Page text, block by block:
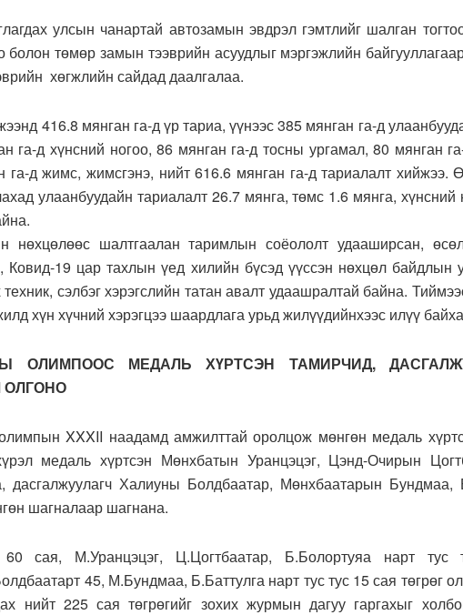
улсын чанартай автозамын эвдрэл гэмтлийг шалган
болон төмөр замын тээврийн асуудлыг мэргэжлийн
хөгжлийн сайдад даалгалаа.
416.8 мянган га-д үр тариа, үүнээс 385 мянган га-д
га-д хүнсний ногоо, 86 мянган га-д тосны ургамал, 80 мянган
га-д жимс, жимсгэнэ, нийт 616.6 мянган га-д тариалалт хийжээ.
улаанбуудайн тариалалт 26.7 мянга, төмс 1.6 мянга, хүнсний
нөхцөлөөс шалтгаалан таримлын соёололт удааширсан,
Ковид-19 цар тахлын үед хилийн бүсэд үүссэн нөхцөл байдлын
сэлбэг хэрэгслийн татан авалт удаашралтай байна.
хүн хүчний хэрэгцээ шаардлага урьд жилүүдийнхээс илүү
ОЛИМПООС МЕДАЛЬ ХҮРТСЭН ТАМИРЧИД,
XXXII наадамд амжилттай оролцож мөнгөн медаль
медаль хүртсэн Мөнхбатын Уранцэцэг, Цэнд-Очирын
дасгалжуулагч Халиуны Болдбаатар, Мөнхбаатарын
шагналаар шагнана.
сая, М.Уранцэцэг, Ц.Цогтбаатар, Б.Болортуяа нарт тус
45, М.Бундмаа, Б.Баттулга нарт тус тус 15 сая төгрөг
нийт 225 сая төгрөгийг зохих журмын дагуу гаргахыг